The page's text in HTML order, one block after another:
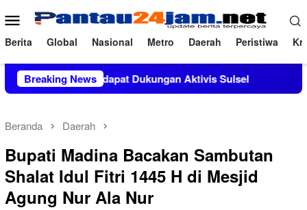
ke
konten
Menu
Mobile
Berita Global Nasional Metro Daerah Peristiwa
Breaking News
M.Si Mendapat Dukungan Aktivis Sulsel Kapolres
Beranda Daerah
Bupati Madina Bacakan Sambutan
Shalat Idul Fitri 1445 H di Mesjid
Agung Nur Ala Nur